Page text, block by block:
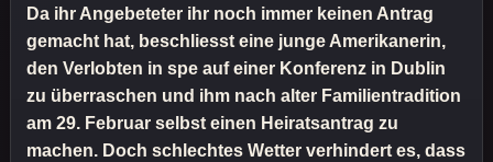
Da ihr Angebeteter ihr noch immer keinen Antrag
gemacht hat, beschliesst eine junge Amerikanerin,
den Verlobten in spe auf einer Konferenz in Dublin
zu überraschen und ihm nach alter Familientradition
am 29. Februar selbst einen Heiratsantrag zu
machen. Doch schlechtes Wetter verhindert es, dass